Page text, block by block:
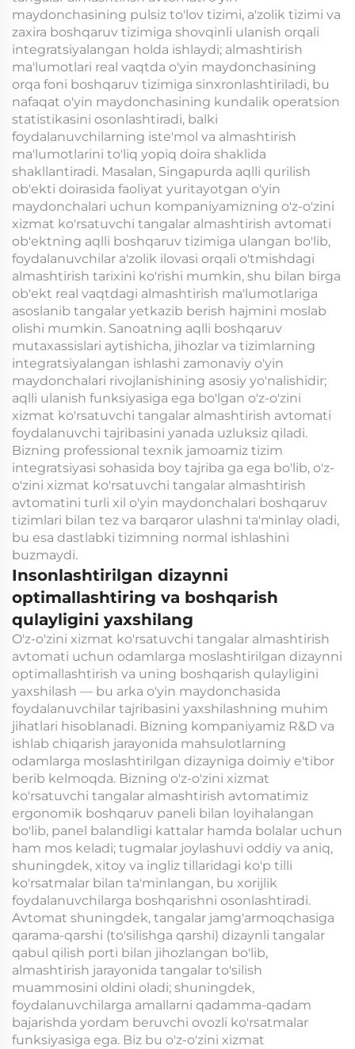
maydonchasining pulsiz to'lov tizimi, a'zolik tizimi va
zaxira boshqaruv tizimiga shovqinli ulanish orqali
integratsiyalangan holda ishlaydi; almashtirish
ma'lumotlari real vaqtda o'yin maydonchasining
orqa foni boshqaruv tizimiga sinxronlashtiriladi, bu
nafaqat o'yin maydonchasining kundalik operatsion
statistikasini osonlashtiradi, balki
foydalanuvchilarning iste'mol va almashtirish
ma'lumotlarini to'liq yopiq doira shaklida
shakllantiradi. Masalan, Singapurda aqlli qurilish
ob'ekti doirasida faoliyat yuritayotgan o'yin
maydonchalari uchun kompaniyamizning o'z-o'zini
xizmat ko'rsatuvchi tangalar almashtirish avtomati
ob'ektning aqlli boshqaruv tizimiga ulangan bo'lib,
foydalanuvchilar a'zolik ilovasi orqali o'tmishdagi
almashtirish tarixini ko'rishi mumkin, shu bilan birga
ob'ekt real vaqtdagi almashtirish ma'lumotlariga
asoslanib tangalar yetkazib berish hajmini moslab
olishi mumkin. Sanoatning aqlli boshqaruv
mutaxassislari aytishicha, jihozlar va tizimlarning
integratsiyalangan ishlashi zamonaviy o'yin
maydonchalari rivojlanishining asosiy yo'nalishidir;
aqlli ulanish funksiyasiga ega bo'lgan o'z-o'zini
xizmat ko'rsatuvchi tangalar almashtirish avtomati
foydalanuvchi tajribasini yanada uzluksiz qiladi.
Bizning professional texnik jamoamiz tizim
integratsiyasi sohasida boy tajriba ga ega bo'lib, o'z-
o'zini xizmat ko'rsatuvchi tangalar almashtirish
avtomatini turli xil o'yin maydonchalari boshqaruv
tizimlari bilan tez va barqaror ulashni ta'minlay oladi,
bu esa dastlabki tizimning normal ishlashini
buzmaydi.
Insonlashtirilgan dizaynni
optimallashtiring va boshqarish
qulayligini yaxshilang
O'z-o'zini xizmat ko'rsatuvchi tangalar almashtirish
avtomati uchun odamlarga moslashtirilgan dizaynni
optimallashtirish va uning boshqarish qulayligini
yaxshilash — bu arka o'yin maydonchasida
foydalanuvchilar tajribasini yaxshilashning muhim
jihatlari hisoblanadi. Bizning kompaniyamiz R&D va
ishlab chiqarish jarayonida mahsulotlarning
odamlarga moslashtirilgan dizayniga doimiy e'tibor
berib kelmoqda. Bizning o'z-o'zini xizmat
ko'rsatuvchi tangalar almashtirish avtomatimiz
ergonomik boshqaruv paneli bilan loyihalangan
bo'lib, panel balandligi kattalar hamda bolalar uchun
ham mos keladi; tugmalar joylashuvi oddiy va aniq,
shuningdek, xitoy va ingliz tillaridagi ko'p tilli
ko'rsatmalar bilan ta'minlangan, bu xorijlik
foydalanuvchilarga boshqarishni osonlashtiradi.
Avtomat shuningdek, tangalar jamg'armoqchasiga
qarama-qarshi (to'silishga qarshi) dizaynli tangalar
qabul qilish porti bilan jihozlangan bo'lib,
almashtirish jarayonida tangalar to'silish
muammosini oldini oladi; shuningdek,
foydalanuvchilarga amallarni qadamma-qadam
bajarishda yordam beruvchi ovozli ko'rsatmalar
funksiyasiga ega. Biz bu o'z-o'zini xizmat